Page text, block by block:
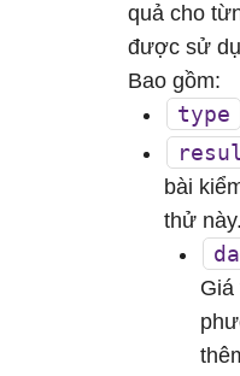
quả cho
được sử
Bao gồm:
type
bài
thử
Giá